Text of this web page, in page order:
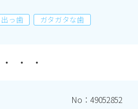
出っ歯 ガタガタな歯
No：49052852